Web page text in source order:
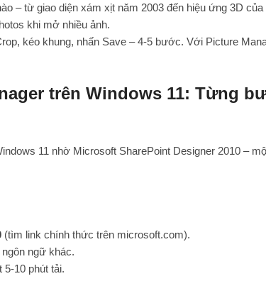
– từ giao diện xám xịt năm 2003 đến hiệu ứng 3D của
khi mở nhiều ảnh.
kéo khung, nhấn Save – 4-5 bước. Với Picture
trên Windows 11: Từng
11 nhờ Microsoft SharePoint Designer 2010 –
(tìm link chính thức trên microsoft.com).
ngôn ngữ khác.
5-10 phút tải.